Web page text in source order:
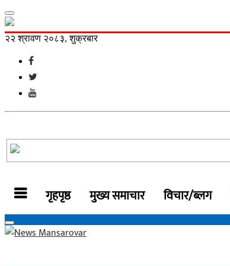
२२ श्रावण २०८३, शुक्रबार
गृहपृष्ठ मुख्य समाचार विचार/ब्लग